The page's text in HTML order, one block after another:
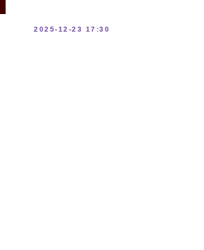
2025-12-23 17:30